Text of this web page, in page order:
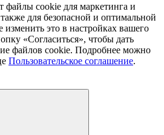
файлы cookie для маркетинга и
для безопасной и оптимальной
это в настройках вашего
«Согласиться», чтобы дать
файлов cookie. Подробнее можно
Пользовательское соглашение.